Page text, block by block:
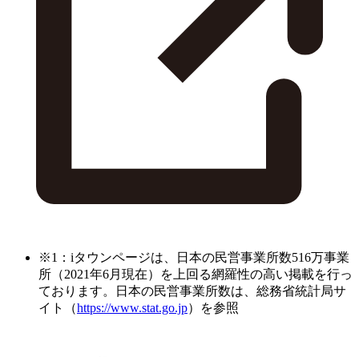
※1：iタウンページは、日本の民営事業所数516万事業
所（2021年6月現在）を上回る網羅性の高い掲載を行っ
ております。日本の民営事業所数は、総務省統計局サ
イト（https://www.stat.go.jp）を参照